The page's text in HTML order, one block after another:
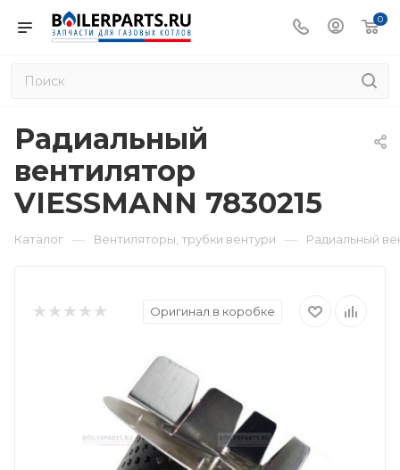
0
Радиальный
вентилятор
VIESSMANN 7830215
Каталог — Вентиляторы, трубки вентури — Радиальный
Оригинал в коробке